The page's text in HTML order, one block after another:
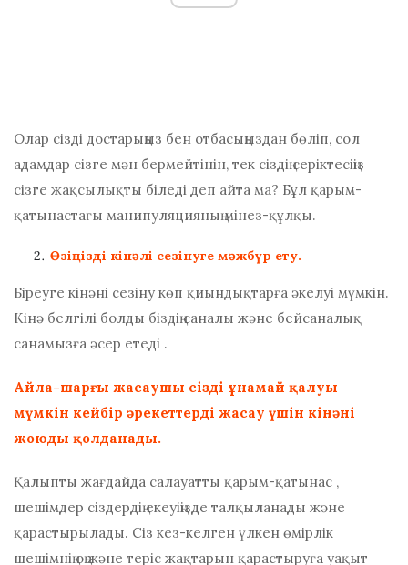
Олар сізді достарыңыз бен отбасыңыздан бөліп, сол
адамдар сізге мән бермейтінін, тек сіздің серіктесіңіз
сізге жақсылықты біледі деп айта ма? Бұл қарым-
қатынастағы манипуляцияның мінез-құлқы.
Өзіңізді кінәлі сезінуге мәжбүр ету.
Біреуге кінәні сезіну көп қиындықтарға әкелуі мүмкін.
Кінә белгілі болды біздің саналы және бейсаналық
санамызға әсер етеді .
Айла-шарғы жасаушы сізді ұнамай қалуы
мүмкін кейбір әрекеттерді жасау үшін кінәні
жоюды қолданады.
Қалыпты жағдайда салауатты қарым-қатынас ,
шешімдер сіздердің екеуіңізде талқыланады және
қарастырылады. Сіз кез-келген үлкен өмірлік
шешімнің оң және теріс жақтарын қарастыруға уақыт